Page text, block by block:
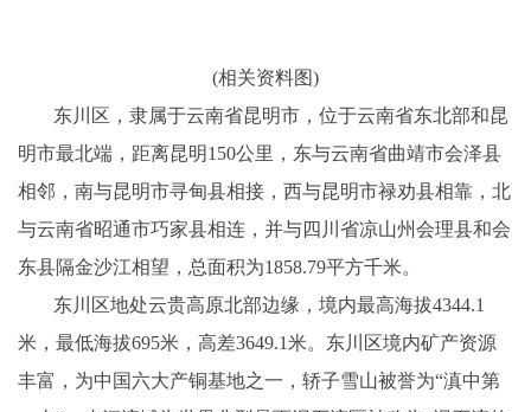
(相关资料图)
东川区，隶属于云南省昆明市，位于云南省东北部和昆
明市最北端，距离昆明150公里，东与云南省曲靖市会泽县
相邻，南与昆明市寻甸县相接，西与昆明市禄劝县相靠，北
与云南省昭通市巧家县相连，并与四川省凉山州会理县和会
东县隔金沙江相望，总面积为1858.79平方千米。
东川区地处云贵高原北部边缘，境内最高海拔4344.1
米，最低海拔695米，高差3649.1米。东川区境内矿产资源
丰富，为中国六大产铜基地之一，轿子雪山被誉为“滇中第